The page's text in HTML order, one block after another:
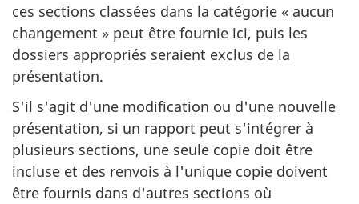
ces sections classées dans la catégorie « aucun
changement » peut être fournie ici, puis les
dossiers appropriés seraient exclus de la
présentation.
S'il s'agit d'une modification ou d'une nouvelle
présentation, si un rapport peut s'intégrer à
plusieurs sections, une seule copie doit être
incluse et des renvois à l'unique copie doivent
être fournis dans d'autres sections où